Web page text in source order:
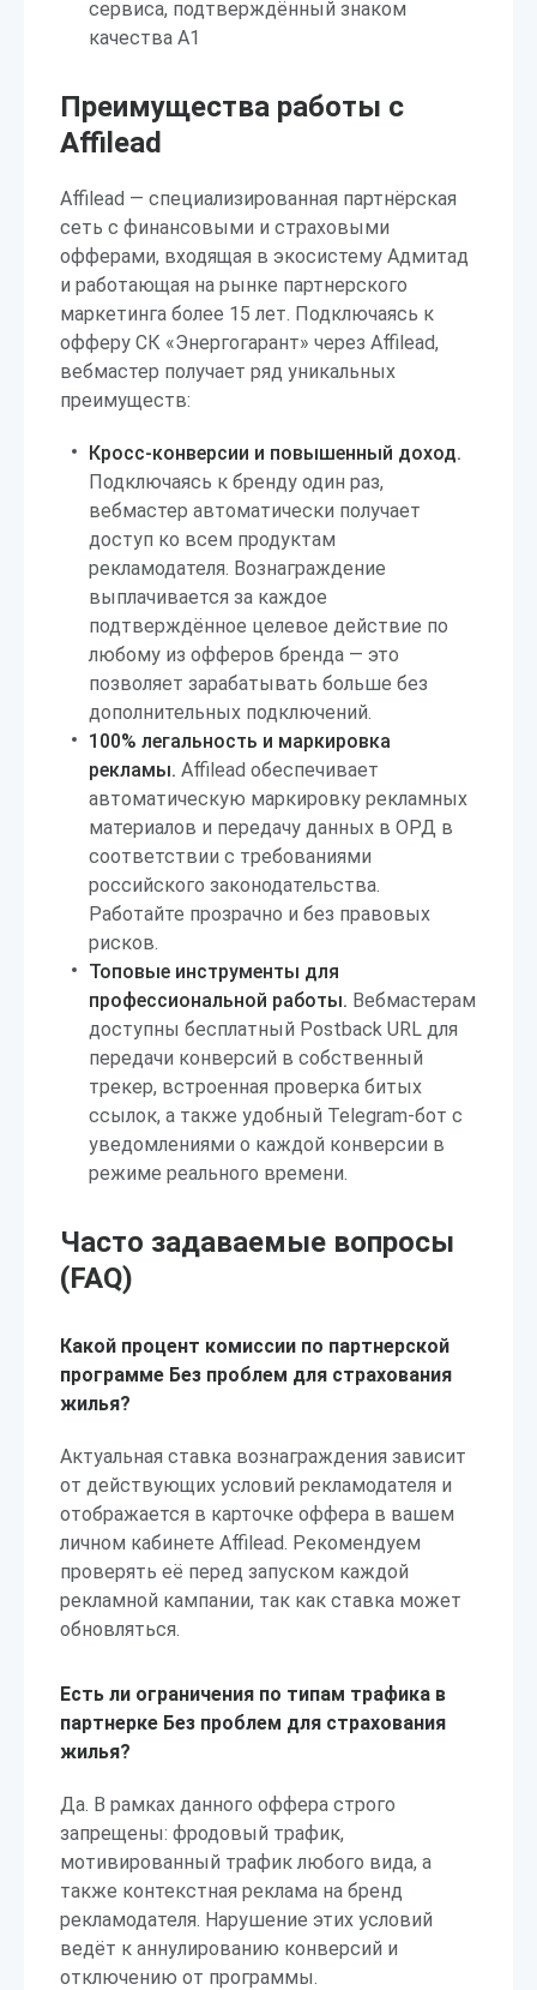
сервиса, подтверждённый знаком
качества А1
Преимущества работы с
Affilead
Affilead — специализированная партнёрская
сеть с финансовыми и страховыми
офферами, входящая в экосистему Адмитад
и работающая на рынке партнерского
маркетинга более 15 лет. Подключаясь к
офферу СК «Энергогарант» через Affilead,
вебмастер получает ряд уникальных
преимуществ:
Кросс-конверсии и повышенный доход.
Подключаясь к бренду один раз,
вебмастер автоматически получает
доступ ко всем продуктам
рекламодателя. Вознаграждение
выплачивается за каждое
подтверждённое целевое действие по
любому из офферов бренда — это
позволяет зарабатывать больше без
дополнительных подключений.
100% легальность и маркировка
рекламы. Affilead обеспечивает
автоматическую маркировку рекламных
материалов и передачу данных в ОРД в
соответствии с требованиями
российского законодательства.
Работайте прозрачно и без правовых
рисков.
Топовые инструменты для
профессиональной работы. Вебмастерам
доступны бесплатный Postback URL для
передачи конверсий в собственный
трекер, встроенная проверка битых
ссылок, а также удобный Telegram-бот с
уведомлениями о каждой конверсии в
режиме реального времени.
Часто задаваемые вопросы
(FAQ)
Какой процент комиссии по партнерской
программе Без проблем для страхования
жилья?
Актуальная ставка вознаграждения зависит
от действующих условий рекламодателя и
отображается в карточке оффера в вашем
личном кабинете Affilead. Рекомендуем
проверять её перед запуском каждой
рекламной кампании, так как ставка может
обновляться.
Есть ли ограничения по типам трафика в
партнерке Без проблем для страхования
жилья?
Да. В рамках данного оффера строго
запрещены: фродовый трафик,
мотивированный трафик любого вида, а
также контекстная реклама на бренд
рекламодателя. Нарушение этих условий
ведёт к аннулированию конверсий и
отключению от программы.